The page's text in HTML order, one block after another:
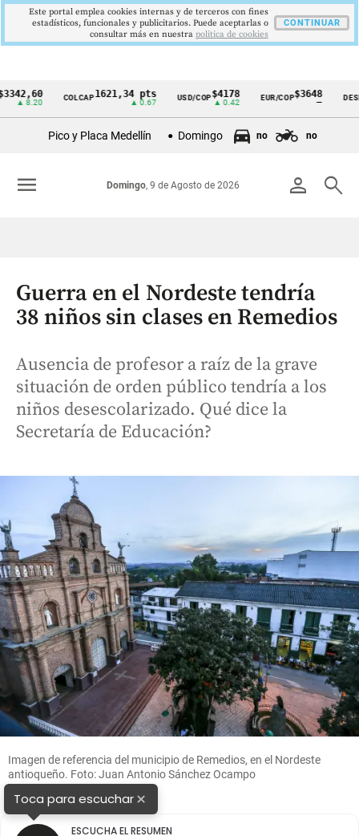
Cintillo
Colombia
COLCAP1621,34 pts USD/COP$4178
▲ 0.42
EUR/COP$3648
—
Pico y Placa Medellín Domingo no no
person search
Domingo, 9 de Agosto de 2026
menu
Guerra en el Nordeste tendría
38 niños sin clases en Remedios
Ausencia de profesor a raíz de la grave
situación de orden público tendría a los
niños desescolarizado. Qué dice la
Secretaría de Educación?
Imagen de referencia del municipio de Remedios, en el Nordeste
antioqueño. Foto: Juan Antonio Sánchez Ocampo
Toca para escuchar×
ESCUCHA EL RESUMEN
Este portal emplea cookies internas y de terceros con fines
estadísticos, funcionales y publicitarios. Puede aceptarlas o
consultar más en nuestra politica de cookies
CONTINUAR